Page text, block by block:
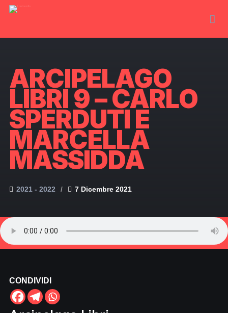
ARCIPELAGO
LIBRI 9 – CARLO
SPERDUTI E
MARCELLA
MASSIDDA
2021 - 2022 7 Dicembre 2021
CONDIVIDI